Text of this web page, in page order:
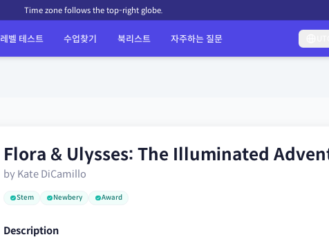
Time zone follows the top-right globe.
레벨 테스트 수업찾기 북리스트 자주하는 질문
Flora & Ulysses: The Illuminated
by Kate DiCamillo
Stem Newbery Award
Description